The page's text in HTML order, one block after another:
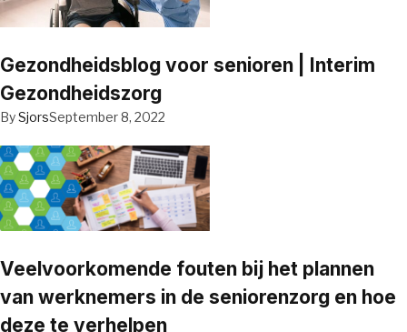
Gezondheidsblog voor senioren | Interim
Gezondheidszorg
BySjorsSeptember 8, 2022
Veelvoorkomende fouten bij het plannen
van werknemers in de seniorenzorg en hoe
deze te verhelpen